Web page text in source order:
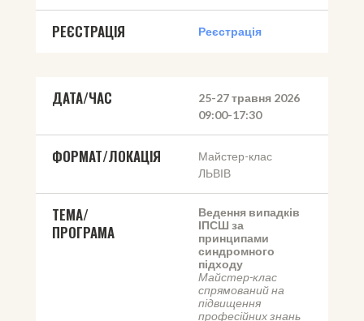
РЕЄСТРАЦІЯ Реєстрація
ДАТА/ЧАС
25-27 травня 2026
09:00-17:30
ФОРМАТ/ЛОКАЦІЯ
Майстер-клас
ЛЬВІВ
ТЕМА/
ПРОГРАМА
Ведення випадків
ІПСШ за
принципами
синдромного
підходу
Майстер-клас
спрямований на
підвищення
професійних знань